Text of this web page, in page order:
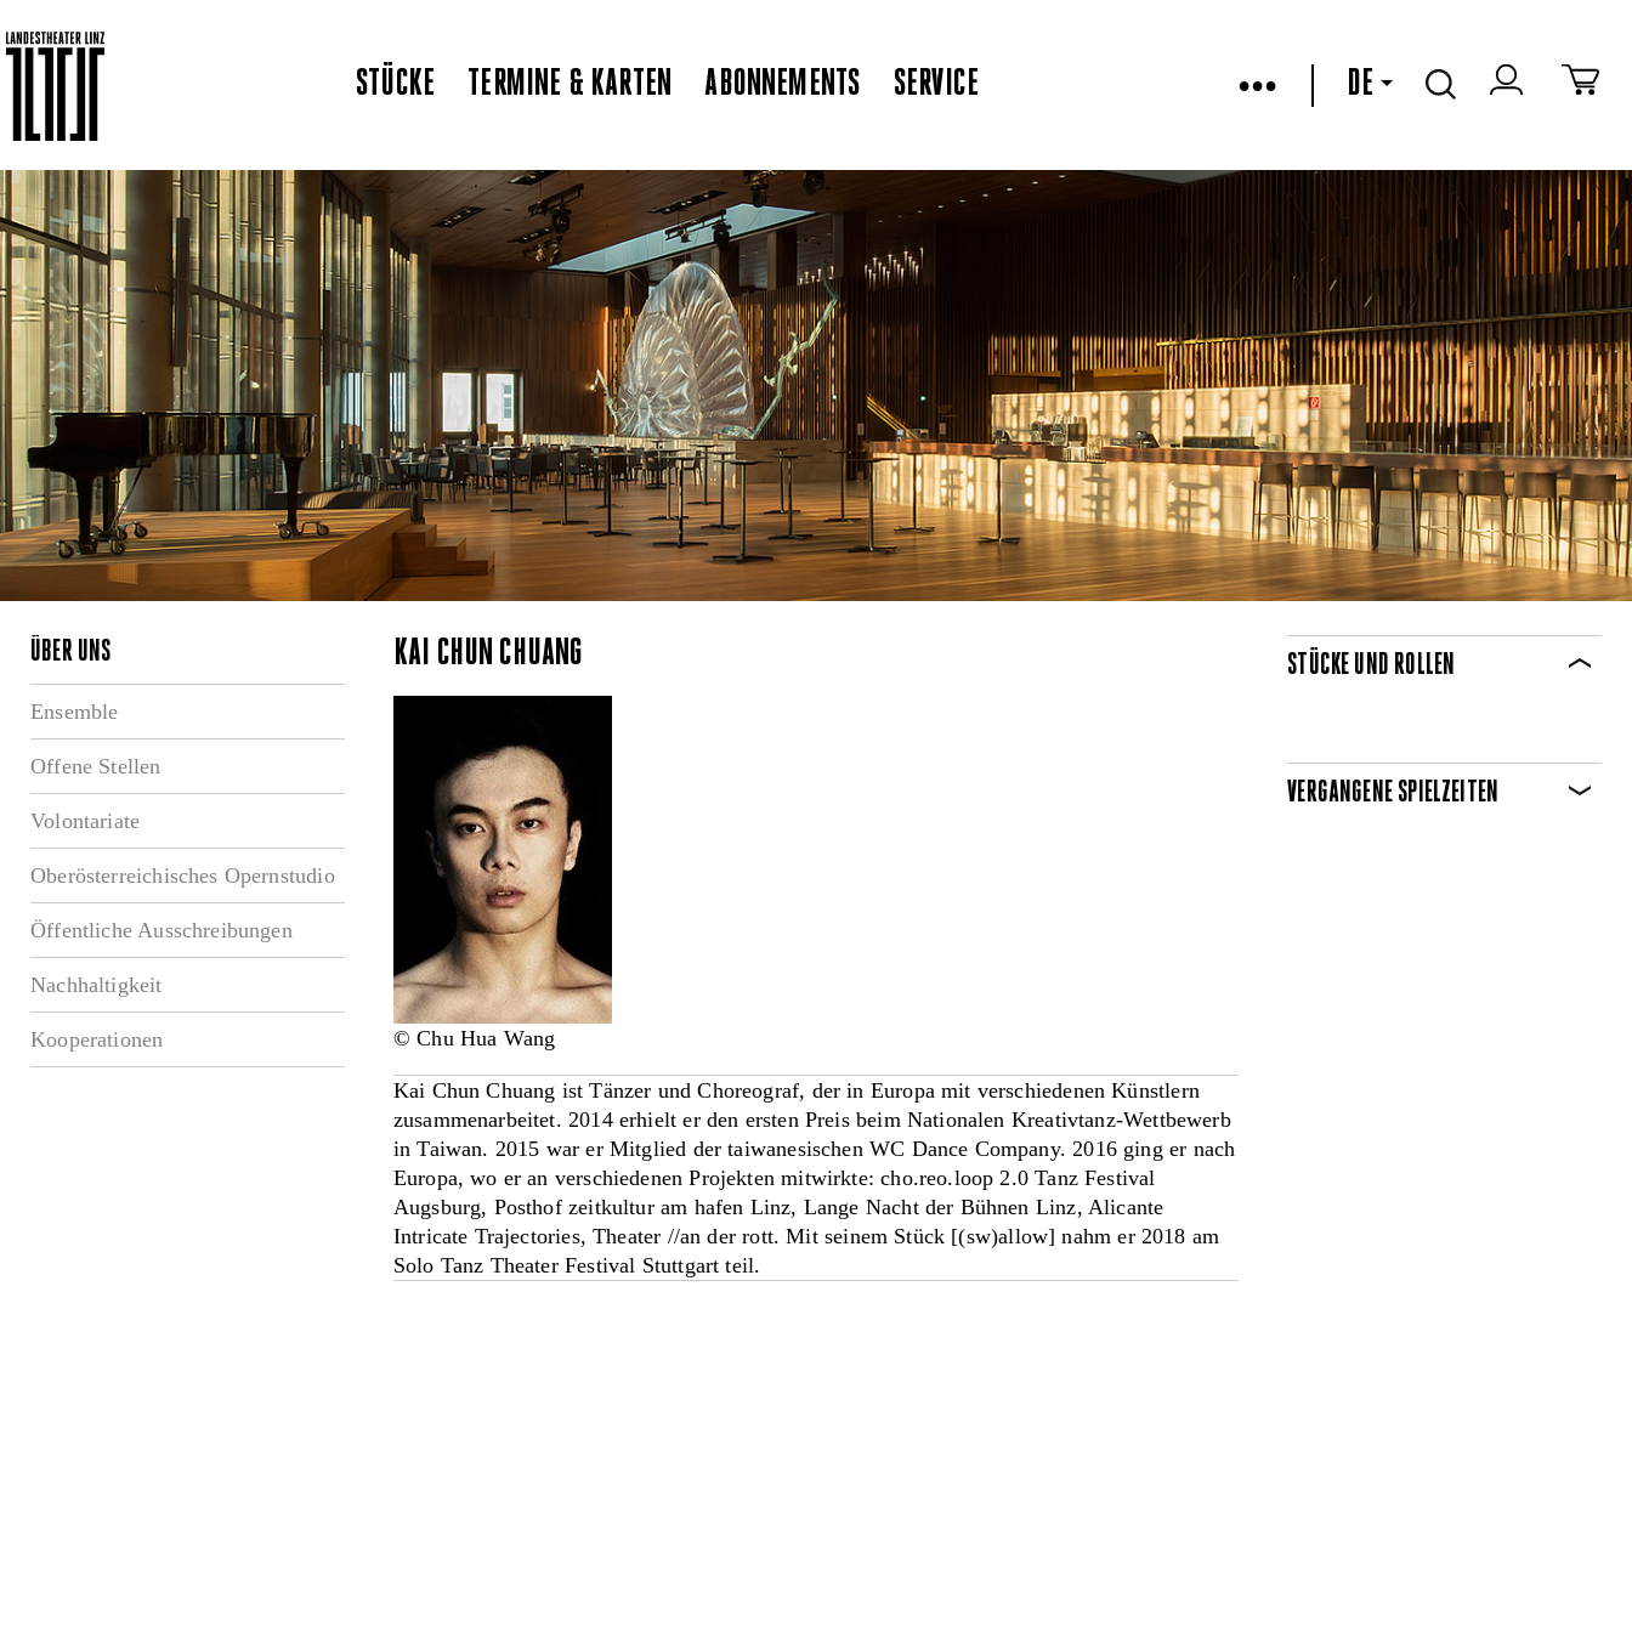
STÜCKE TERMINE & KARTEN ABONNEMENTS SERVICE ••• DE
ÜBER UNS
Ensemble
Offene Stellen
Volontariate
Oberösterreichisches Opernstudio
Öffentliche Ausschreibungen
Nachhaltigkeit
Kooperationen
KAI CHUN CHUANG
© Chu Hua Wang
Kai Chun Chuang ist Tänzer und Choreograf, der in Europa mit verschiedenen Künstlern
zusammenarbeitet. 2014 erhielt er den ersten Preis beim Nationalen Kreativtanz-Wettbewerb
in Taiwan. 2015 war er Mitglied der taiwanesischen WC Dance Company. 2016 ging er nach
Europa, wo er an verschiedenen Projekten mitwirkte: cho.reo.loop 2.0 Tanz Festival
Augsburg, Posthof zeitkultur am hafen Linz, Lange Nacht der Bühnen Linz, Alicante
Intricate Trajectories, Theater //an der rott. Mit seinem Stück [(sw)allow] nahm er 2018 am
Solo Tanz Theater Festival Stuttgart teil.
STÜCKE UND ROLLEN
VERGANGENE SPIELZEITEN